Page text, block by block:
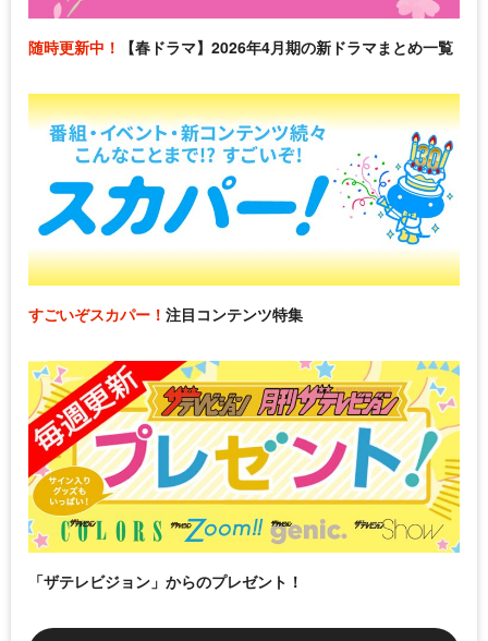
随時更新中！ 【春ドラマ】2026年4月期の新ドラマまとめ一覧
すごいぞスカパー！ 注目コンテンツ特集
「ザテレビジョン」からのプレゼント！